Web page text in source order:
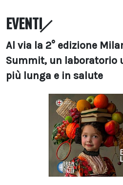
EVENTI
Al via la 2° edizione
Summit, un laboratorio
più lunga e in salute